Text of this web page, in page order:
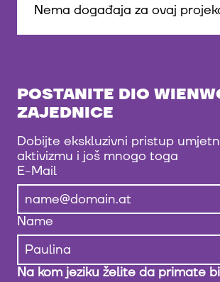
Nema događaja za ovaj
POSTANITE DIO
ZAJEDNICE
Dobijte ekskluzivni pristup
aktivizmu i još mnogo toga
E-Mail
Name
Na kom jeziku želite da primate